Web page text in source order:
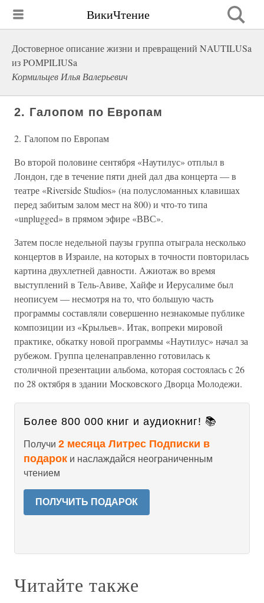
ВикиЧтение
Достоверное описание жизни и превращений NAUTILUSa
из POMPILIUSa
Кормильцев Илья Валерьевич
2. Галопом по Европам
2. Галопом по Европам
Во второй половине сентября «Наутилус» отплыл в
Лондон, где в течение пяти дней дал два концерта — в
театре «Riverside Studios» (на полусломанных клавишах
перед забитым залом мест на 800) и что-то типа
«unplugged» в прямом эфире «ВВС».
Затем после недельной паузы группа отыграла несколько
концертов в Израиле, на которых в точности повторилась
картина двухлетней давности. Ажиотаж во время
выступлений в Тель-Авиве, Хайфе и Иерусалиме был
неописуем — несмотря на то, что большую часть
программы составляли совершенно незнакомые публике
композиции из «Крыльев». Итак, вопреки мировой
практике, обкатку новой программы «Наутилус» начал за
рубежом. Группа целенаправленно готовилась к
столичной презентации альбома, которая состоялась с 26
по 28 октября в здании Московского Дворца Молодежи.
Более 800 000 книг и аудиокниг! 📚
Получи 2 месяца Литрес Подписки в
подарок и наслаждайся неограниченным
чтением
ПОЛУЧИТЬ ПОДАРОК
Читайте также